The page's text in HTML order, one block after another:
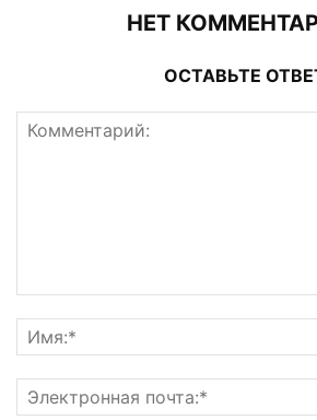
НЕТ
ОСТАВЬТЕ